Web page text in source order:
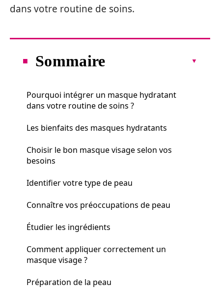
dans votre routine de soins.
Sommaire
Pourquoi intégrer un masque hydratant
dans votre routine de soins ?
Les bienfaits des masques hydratants
Choisir le bon masque visage selon vos
besoins
Identifier votre type de peau
Connaître vos préoccupations de peau
Étudier les ingrédients
Comment appliquer correctement un
masque visage ?
Préparation de la peau